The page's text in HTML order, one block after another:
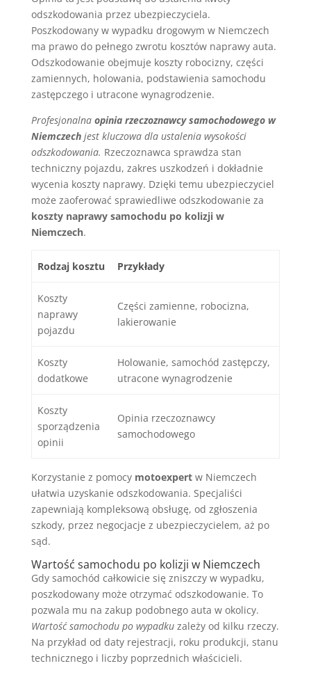
odszkodowania przez ubezpieczyciela.
Poszkodowany w wypadku drogowym w Niemczech
ma prawo do pełnego zwrotu kosztów naprawy auta.
Odszkodowanie obejmuje koszty robocizny, części
zamiennych, holowania, podstawienia samochodu
zastępczego i utracone wynagrodzenie.
Profesjonalna opinia rzeczoznawcy samochodowego w
Niemczechjest kluczowa dla ustalenia wysokości
odszkodowania. Rzeczoznawca sprawdza stan
techniczny pojazdu, zakres uszkodzeń i dokładnie
wycenia koszty naprawy. Dzięki temu ubezpieczyciel
może zaoferować sprawiedliwe odszkodowanie za
koszty naprawy samochodu po kolizji w
Niemczech.
Rodzaj kosztu Przykłady
Koszty
naprawy
pojazdu
Części zamienne, robocizna,
lakierowanie
Koszty
dodatkowe
Holowanie, samochód zastępczy,
utracone wynagrodzenie
Koszty
sporządzenia
opinii
Opinia rzeczoznawcy
samochodowego
Korzystanie z pomocy motoexpertw Niemczech
ułatwia uzyskanie odszkodowania. Specjaliści
zapewniają kompleksową obsługę, od zgłoszenia
szkody, przez negocjacje z ubezpieczycielem, aż po
sąd.
Wartość samochodu po kolizji w Niemczech
Gdy samochód całkowicie się zniszczy w wypadku,
poszkodowany może otrzymać odszkodowanie. To
pozwala mu na zakup podobnego auta w okolicy.
Wartość samochodu po wypadkuzależy od kilku rzeczy.
Na przykład od daty rejestracji, roku produkcji, stanu
technicznego i liczby poprzednich właścicieli.